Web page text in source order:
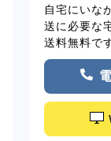
自宅にいな
送に必要な
送料無料で